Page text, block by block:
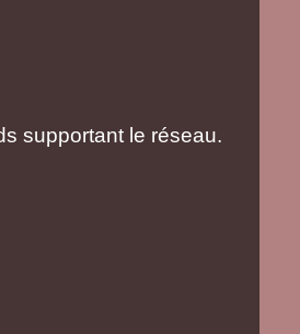
supportant le réseau.